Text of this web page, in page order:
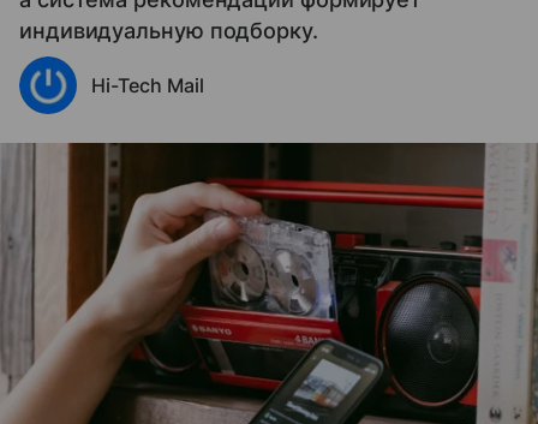
индивидуальную подборку.
Hi-Tech Mail